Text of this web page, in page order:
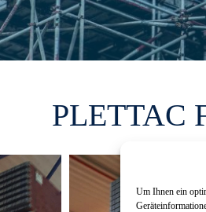
Um Ihnen ein
PLETTAC